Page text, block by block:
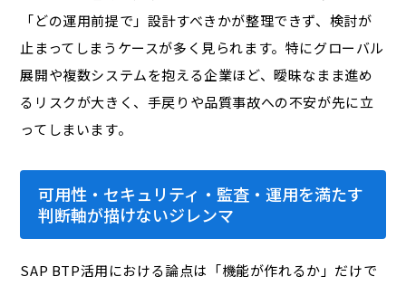
「どの運用前提で」設計すべきかが整理できず、検討が
止まってしまうケースが多く見られます。特にグローバル
展開や複数システムを抱える企業ほど、曖昧なまま進め
るリスクが大きく、手戻りや品質事故への不安が先に立
ってしまいます。
可用性・セキュリティ・監査・運用を満たす
判断軸が描けないジレンマ
SAP BTP活用における論点は「機能が作れるか」だけで